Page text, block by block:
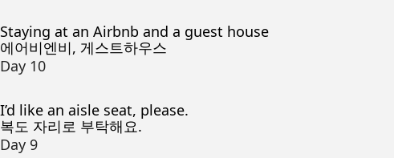
Staying at an Airbnb and a guest house
에어비엔비, 게스트하우스
Day 10
I’d like an aisle seat, please.
복도 자리로 부탁해요.
Day 9